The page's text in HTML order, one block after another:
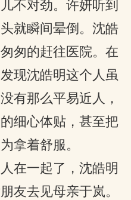
不对劲。许妍听到
就瞬间晕倒。沈皓
匆的赶往医院。在
现沈皓明这个人虽
有那么平易近人，
细心体贴，甚至把
拿着舒服。
在一起了，沈皓明
友去见母亲于岚。